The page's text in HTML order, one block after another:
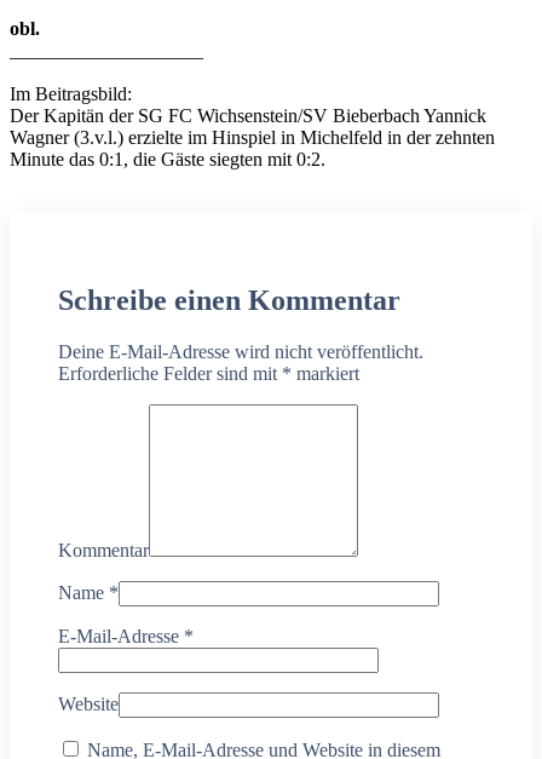
obl.
Im Beitragsbild:
Der Kapitän der SG FC Wichsenstein/SV Bieberbach Yannick
Wagner (3.v.l.) erzielte im Hinspiel in Michelfeld in der zehnten
Minute das 0:1, die Gäste siegten mit 0:2.
Schreibe einen Kommentar
Deine E-Mail-Adresse wird nicht veröffentlicht.
Erforderliche Felder sind mit * markiert
Kommentar
Name *
E-Mail-Adresse *
Website
Name, E-Mail-Adresse und Website in diesem